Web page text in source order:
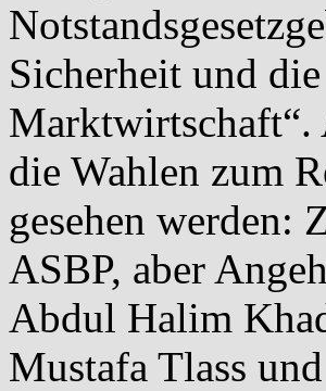
Sicherheit und
Marktwirtschaft“.
die Wahlen zum
gesehen werden:
ASBP, aber
Abdul Halim
Mustafa Tlass